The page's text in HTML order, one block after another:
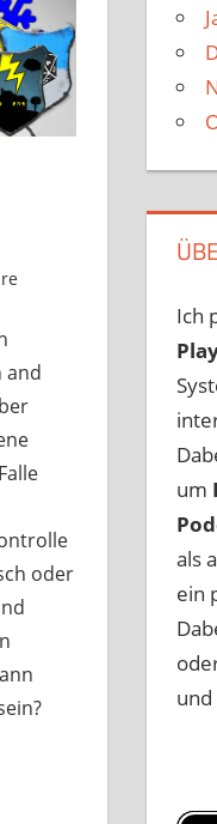
and
oder
Ich
um
als
ein